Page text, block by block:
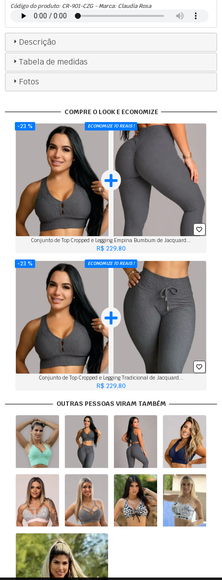
Código do produto: CR-901-CZG- Marca: Claudia Rosa
Descrição
Tabela de medidas
Fotos
COMPRE O LOOK E ECONOMIZE
ECONOMIZE 70 REAIS !
23 %
Conjunto de Top Cropped e Legging Empina Bumbum de Jacquard...
R$ 229,80
ECONOMIZE 70 REAIS !
23 %
Conjunto de Top Cropped e Legging Tradicional de Jacquard...
R$ 229,80
OUTRAS PESSOAS VIRAM TAMBÉM